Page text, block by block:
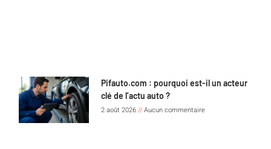
Pifauto.com : pourquoi est-il un acteur
clé de l’actu auto ?
2 août 2026 Aucun commentaire